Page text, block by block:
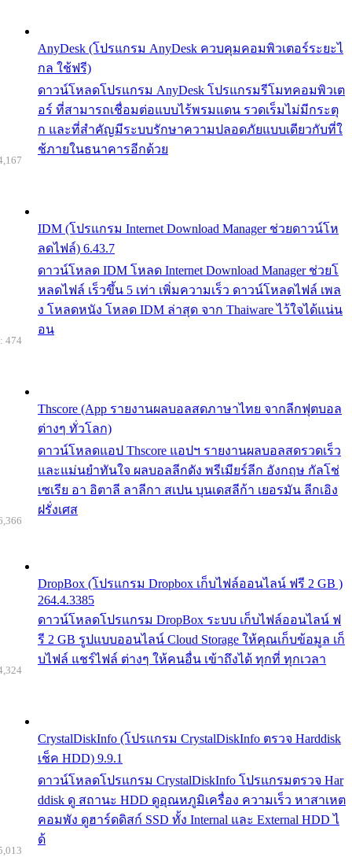
AnyDesk (โปรแกรม AnyDesk ควบคุมคอมพิวเตอร์ระยะไ
กล ใช้ฟรี)
ดาวน์โหลดโปรแกรม AnyDesk โปรแกรมรีโมทคอมพิวเต
อร์ ที่สามารถเชื่อมต่อแบบไร้พรมแดน รวดเร็มไม่มีกระตุ
ก และที่สำคัญมีระบบรักษาความปลอดภัยแบบเดียวกับที่ใ
ช้ภายในธนาคารอีกด้วย
IDM (โปรแกรม Internet Download Manager ช่วยดาวน์โห
ลดไฟล์) 6.43.7
ดาวน์โหลด IDM โหลด Internet Download Manager ช่วยโ
หลดไฟล์ เร็วขึ้น 5 เท่า เพิ่มความเร็ว ดาวน์โหลดไฟล์ เพล
ง โหลดหนัง โหลด IDM ล่าสุด จาก Thaiware ไว้ใจได้แน่น
อน
Thscore (App รายงานผลบอลสดภาษาไทย จากลีกฟุตบอล
ต่างๆ ทั่วโลก)
ดาวน์โหลดแอป Thscore แอปฯ รายงานผลบอลสดรวดเร็ว
และแม่นยำทันใจ ผลบอลลีกดัง พรีเมียร์ลีก อังกฤษ กัลโช่
เซเรีย อา อิตาลี ลาลีกา สเปน บุนเดสลีก้า เยอรมัน ลีกเอิง
ฝรั่งเศส
474
DropBox (โปรแกรม Dropbox เก็บไฟล์ออนไลน์ ฟรี 2 GB )
264.4.3385
ดาวน์โหลดโปรแกรม DropBox ระบบ เก็บไฟล์ออนไลน์ ฟ
รี 2 GB รูปแบบออนไลน์ Cloud Storage ให้คุณเก็บข้อมูล เก็
บไฟล์ แชร์ไฟล์ ต่างๆ ให้คนอื่น เข้าถึงได้ ทุกที่ ทุกเวลา
CrystalDiskInfo (โปรแกรม CrystalDiskInfo ตรวจ Harddisk
เช็ค HDD) 9.9.1
ดาวน์โหลดโปรแกรม CrystalDiskInfo โปรแกรมตรวจ Har
ddisk ดู สถานะ HDD ดูอุณหภูมิเครื่อง ความเร็ว หาสาเหต
คอมพัง ดูฮาร์ดดิสก์ SSD ทั้ง Internal และ External HDD ไ
ด้